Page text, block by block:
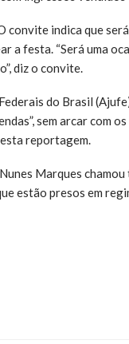
convite indica que
a festa. “Será uma
diz o convite.
do Brasil
sem arcar com
reportagem.
Marques
estão presos em